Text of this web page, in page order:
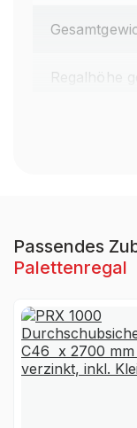
Regalhöhe
Material
UV-
Beständigkeit
Passendes
Palettenregal